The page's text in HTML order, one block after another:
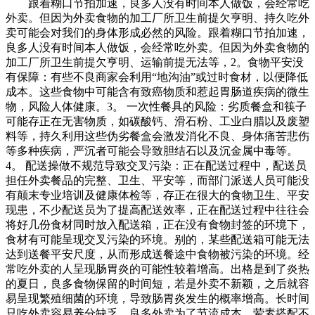
跟着糊口节拍加速，良多人没有时间本人做饭，会经常吃
外卖。但因为外卖食物的加工厂所卫生前提欠亨明、持久吃外
卖可能会对我们的身体形成必然的风险。跟着糊口节拍加速，
良多人没有时间本人做饭，会经常吃外卖。但因为外卖食物的
加工厂所卫生前提欠亨明、运输前提无法等，2。食物平安没
有保障：有些不良商家会利用“地沟油”或过时食材，以便降低
成本。这些食物中可能含有致癌物质和惹起胃肠道疾病的微生
物，风险人体健康。3。 一次性餐具的风险：劣质餐盒和筷子
可能存正在无害物质，如碳酸钙、滑石粉、工业白腊以及废塑
料等，持久利用这些伪劣餐盒会激发消化不良、身体痛苦悲伤
等多种疾病，严沉者可能会导致胆结石以及沉金属中毒等。
4。 配送操做不规范导致交叉污染：正在配送过程中，配送员
担任外卖餐品的完整、卫生、平安等，而部门派送人员可能没
有颠末专业培训及健康体检等，存正在很大的食物卫生、平安
现患，不少配送员为了提高配送效率，正在配送过程中往往会
将好几份食材同时放入配送箱，正在没有食物封签的环境下，
食材有可能呈现交叉污染的环境。别的，某些配送箱可能无法
达到送餐平安尺度，从而形成送餐途中食物被污染的环境。经
常吃外卖的人呈现肠胃炎的可能性较着增高。出格是到了炎热
的夏日，良多食物保留的时间短，若是外卖不新颖，之后就容
易呈现繁殖细菌的环境，导致肠胃炎发生的概率增高。长时间